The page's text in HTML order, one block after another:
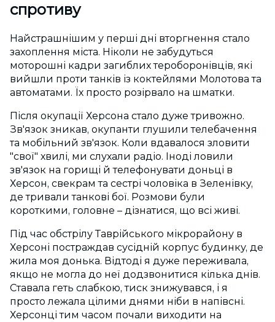
спротиву
Найстрашнішим у перші дні вторгнення стало
захоплення міста. Ніколи не забудуться
моторошні кадри загиблих тероборонівців, які
вийшли проти танків із коктейлями Молотова та
автоматами. Їх просто розірвало на шматки.
Після окупації Херсона стало дуже тривожно.
Зв'язок зникав, окупанти глушили телебачення
та мобільний зв'язок. Коли вдавалося зловити
"свої" хвилі, ми слухали радіо. Іноді ловили
зв'язок на горищі й телефонувати доньці в
Херсон, свекрам та сестрі чоловіка в Зеленівку,
де тривали танкові бої. Розмови були
короткими, головне – дізнатися, що всі живі.
Під час обстрілу Таврійського мікрорайону в
Херсоні постраждав сусідній корпус будинку, де
жила моя донька. Відтоді я дуже переживала,
якщо не могла до неї додзвонитися кілька днів.
Ставала геть слабкою, тиск знижувався, і я
просто лежала цілими днями ніби в напівсні.
Херсонці тим часом почали виходити на